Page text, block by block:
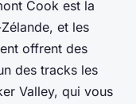
Cook est la
et les
offrent des
des tracks les
Valley, qui vous